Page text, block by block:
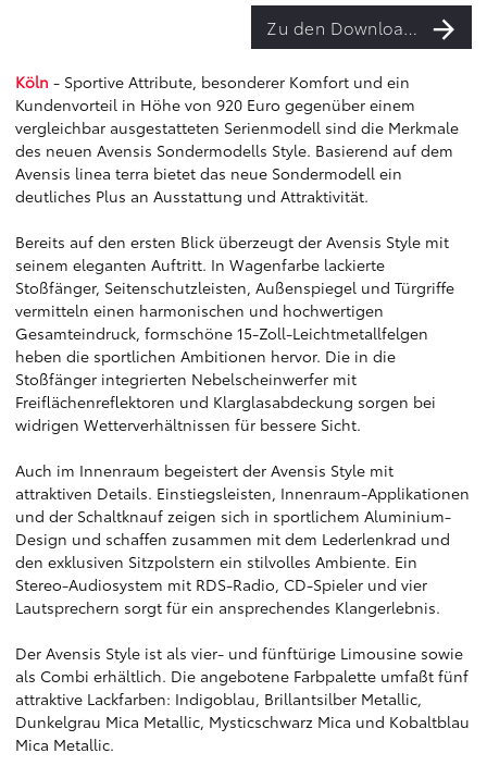
Zu den Downloads
Köln - Sportive Attribute, besonderer Komfort und ein
Kundenvorteil in Höhe von 920 Euro gegenüber einem
vergleichbar ausgestatteten Serienmodell sind die Merkmale
des neuen Avensis Sondermodells Style. Basierend auf dem
Avensis linea terra bietet das neue Sondermodell ein
deutliches Plus an Ausstattung und Attraktivität.
Bereits auf den ersten Blick überzeugt der Avensis Style mit
seinem eleganten Auftritt. In Wagenfarbe lackierte
Stoßfänger, Seitenschutzleisten, Außenspiegel und Türgriffe
vermitteln einen harmonischen und hochwertigen
Gesamteindruck, formschöne 15-Zoll-Leichtmetallfelgen
heben die sportlichen Ambitionen hervor. Die in die
Stoßfänger integrierten Nebelscheinwerfer mit
Freiflächenreflektoren und Klarglasabdeckung sorgen bei
widrigen Wetterverhältnissen für bessere Sicht.
Auch im Innenraum begeistert der Avensis Style mit
attraktiven Details. Einstiegsleisten, Innenraum-Applikationen
und der Schaltknauf zeigen sich in sportlichem Aluminium-
Design und schaffen zusammen mit dem Lederlenkrad und
den exklusiven Sitzpolstern ein stilvolles Ambiente. Ein
Stereo-Audiosystem mit RDS-Radio, CD-Spieler und vier
Lautsprechern sorgt für ein ansprechendes Klangerlebnis.
Der Avensis Style ist als vier- und fünftürige Limousine sowie
als Combi erhältlich. Die angebotene Farbpalette umfaßt fünf
attraktive Lackfarben: Indigoblau, Brillantsilber Metallic,
Dunkelgrau Mica Metallic, Mysticschwarz Mica und Kobaltblau
Mica Metallic.